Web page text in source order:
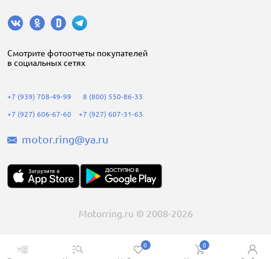
0 0
Cмотрите фотоотчеты покупателей
в социальных сетях
+7 (939) 708-49-99
+7 (927) 606-67-60
8 (800) 550-86-33
+7 (927) 607-31-63
motor.ring@ya.ru
Motorring.ru © 2008-2026